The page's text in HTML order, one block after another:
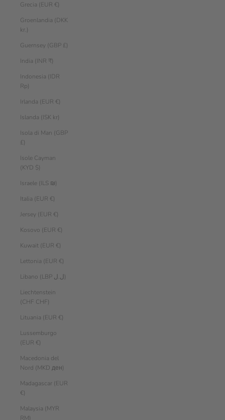
Grecia (EUR €)
Groenlandia (DKK
kr.)
Guernsey (GBP £)
India (INR ₹)
Indonesia (IDR
Rp)
Irlanda (EUR €)
Islanda (ISK kr)
Isola di Man (GBP
£)
Isole Cayman
(KYD $)
Israele (ILS ₪)
Italia (EUR €)
Jersey (EUR €)
Kosovo (EUR €)
Kuwait (EUR €)
Lettonia (EUR €)
Libano (LBP ل.ل)
Liechtenstein
(CHF CHF)
Lituania (EUR €)
Lussemburgo
(EUR €)
Macedonia del
Nord (MKD ден)
Madagascar (EUR
€)
Malaysia (MYR
RM)